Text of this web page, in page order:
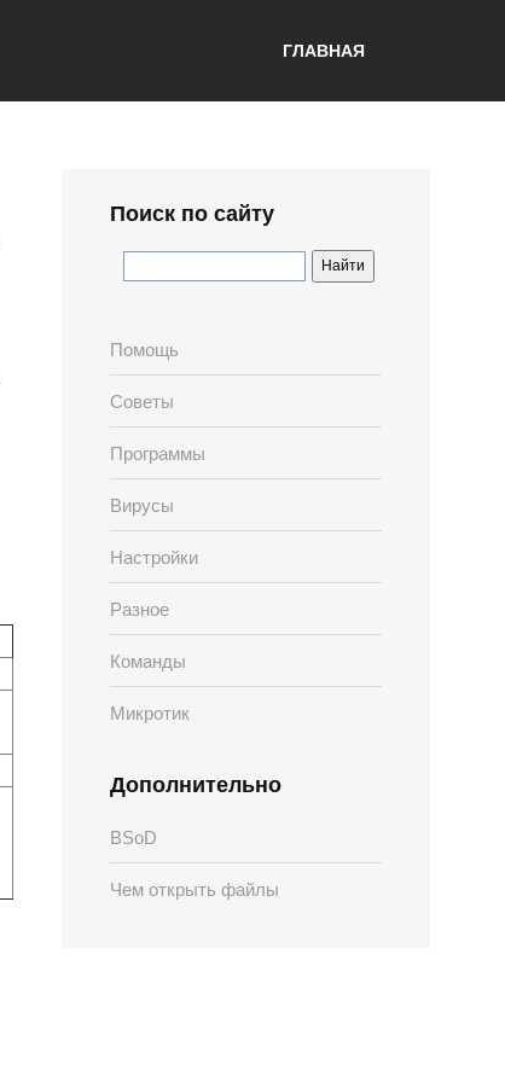
ГЛАВНАЯ
Поиск по сайту
Помощь
Советы
Программы
Вирусы
Настройки
Разное
Команды
Микротик
Дополнительно
BSoD
Чем открыть файлы